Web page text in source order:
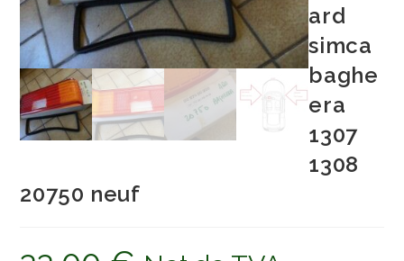
ard
simca
baghe
era
1307
1308
20750 neuf